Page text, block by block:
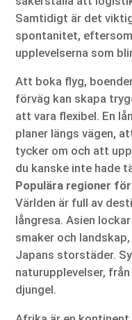
Samtidigt är det
spontanitet,
upplevelserna som
Att boka flyg,
förväg kan skapa
att vara flexibel. En
planer längs vägen,
tycker om och att
du kanske inte hade
Populära regioner
Världen är full av
långresa. Asien
smaker och
Japans storstäder.
naturupplevelser,
djungel.